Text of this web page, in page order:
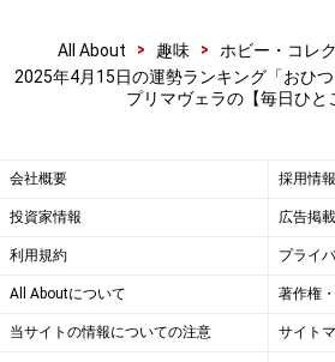
もアップ。
3位：かに座／蟹座（6月
まれ）
All About > 趣味 > ホビー・コレ
2025年4月15日の運勢ランキング「おひ
プリマヴェラの【毎日ひと
会社概要 採用情報
投資家情報 広告掲載
利用規約 プライ
All Aboutについて 著作権
当サイトの情報についての注意 サイト